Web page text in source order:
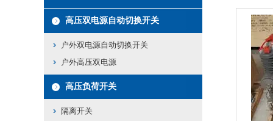
高压双电源自动切换开关
户外双电源自动切换开关
户外高压双电源
高压负荷开关
隔离开关